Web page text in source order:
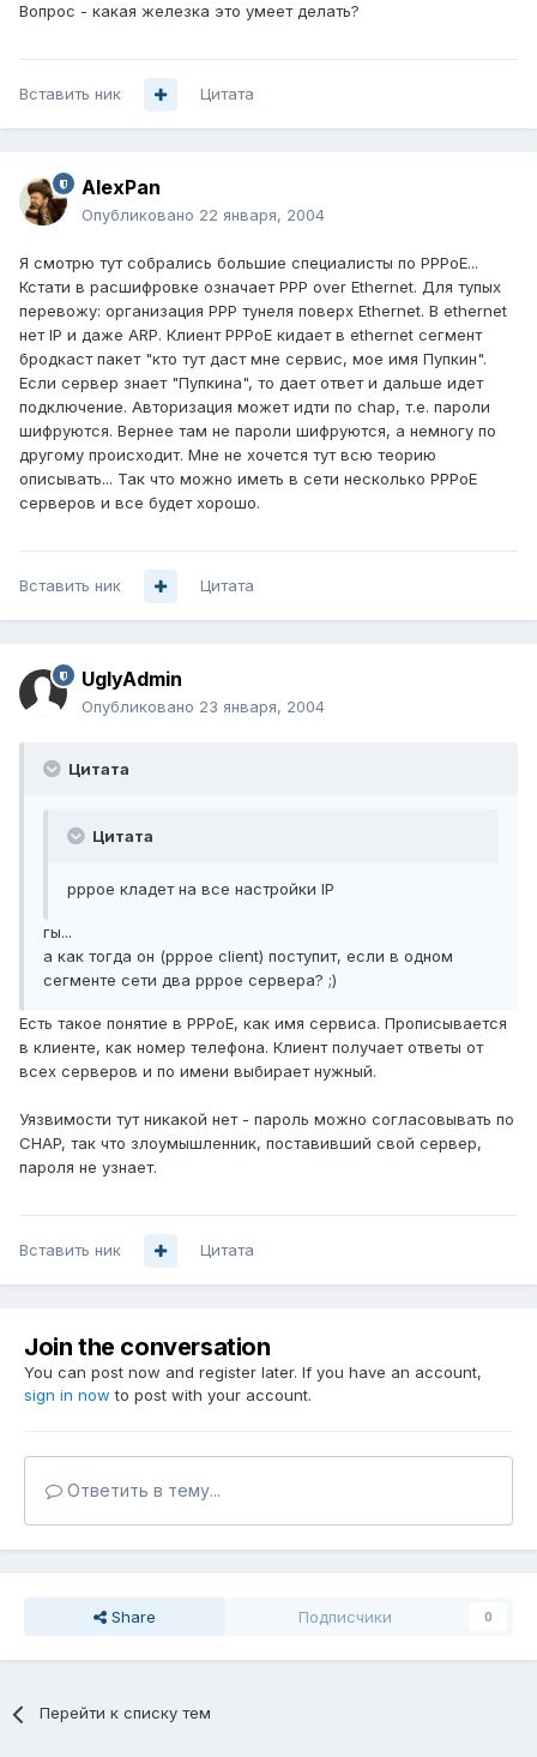
Вопрос - какая железка это умеет делать?
Вставить ник Цитата
AlexPan
Опубликовано 22 января, 2004
Я смотрю тут собрались большие специалисты по PPPoE...
Кстати в расшифровке означает PPP over Ethernet. Для тупых
перевожу: организация PPP тунеля поверх Ethernet. В ethernet
нет IP и даже ARP. Клиент PPPoE кидает в ethernet сегмент
бродкаст пакет "кто тут даст мне сервис, мое имя Пупкин".
Если сервер знает "Пупкина", то дает ответ и дальше идет
подключение. Авторизация может идти по chap, т.е. пароли
шифруются. Вернее там не пароли шифруются, а немногу по
другому происходит. Мне не хочется тут всю теорию
описывать... Так что можно иметь в сети несколько PPPoE
серверов и все будет хорошо.
Вставить ник Цитата
UglyAdmin
Опубликовано 23 января, 2004
Цитата
Цитата
pppoe кладет на все настройки IP
гы...
а как тогда он (ppрoe client) поступит, если в одном
сегменте сети два pppoe сервера? ;)
Есть такое понятие в PPPoE, как имя сервиса. Прописывается
в клиенте, как номер телефона. Клиент получает ответы от
всех серверов и по имени выбирает нужный.
Уязвимости тут никакой нет - пароль можно согласовывать по
CHAP, так что злоумышленник, поставивший свой сервер,
пароля не узнает.
Вставить ник Цитата
Join the conversation
You can post now and register later. If you have an account,
sign in now to post with your account.
Ответить в тему...
Share Подписчики 0
Перейти к списку тем